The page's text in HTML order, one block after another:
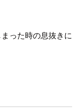
った時の息抜きに